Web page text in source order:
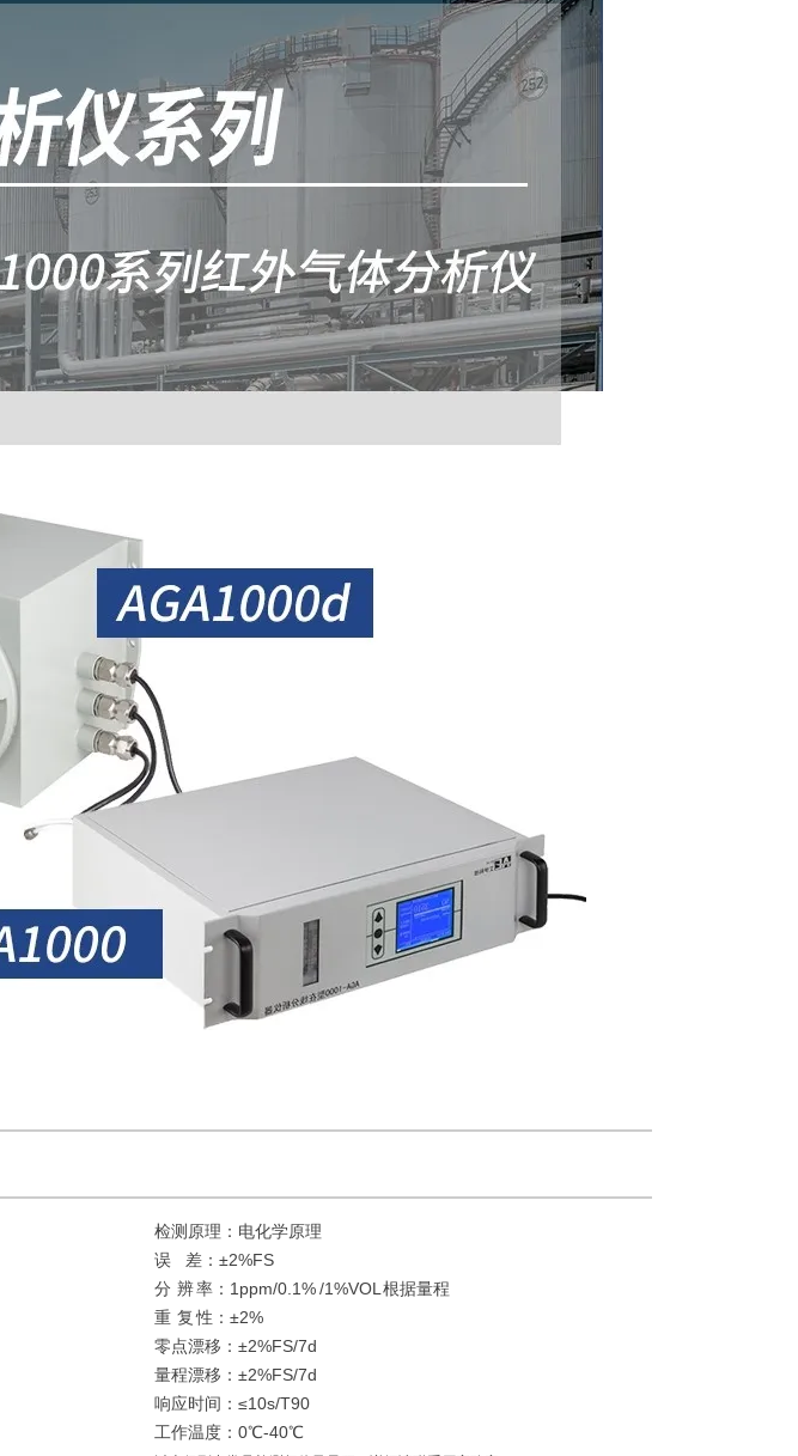
检测原理：电化学原理
误 差：±2%FS
分 辨 率：1ppm/0.1% /1%VOL 根据量程
重 复 性：±2%
零点漂移：±2%FS/7d
量程漂移：±2%FS/7d
响应时间：≤10s/T90
工作温度：0℃-40℃